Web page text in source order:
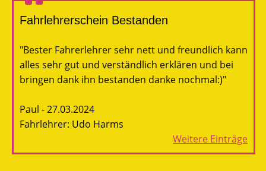
Fahrlehrerschein Bestanden
"Bester Fahrerlehrer sehr nett und freundlich kann
alles sehr gut und verständlich erklären und bei
bringen dank ihn bestanden danke nochmal:)"
Paul - 27.03.2024
Fahrlehrer: Udo Harms
Weitere Einträge